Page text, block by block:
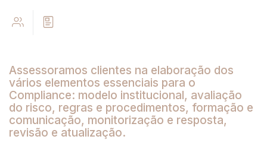
Assessoramos clientes na elaboração dos
vários elementos essenciais para o
Compliance: modelo institucional, avaliação
do risco, regras e procedimentos, formação e
comunicação, monitorização e resposta,
revisão e atualização.